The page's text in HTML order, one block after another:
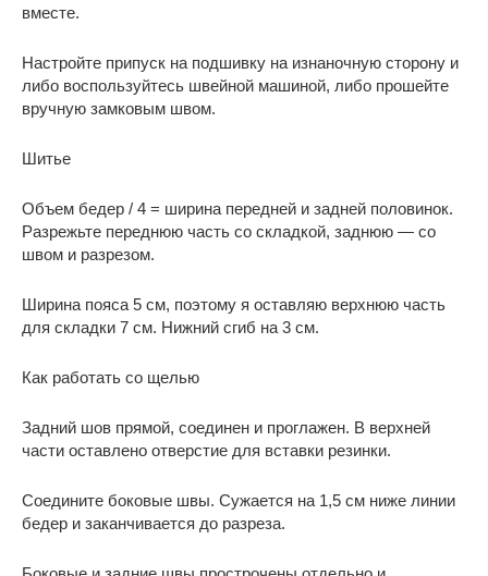
вместе.
Настройте припуск на подшивку на изнаночную сторону и
либо воспользуйтесь швейной машиной, либо прошейте
вручную замковым швом.
Шитье
Объем бедер / 4 = ширина передней и задней половинок.
Разрежьте переднюю часть со складкой, заднюю — со
швом и разрезом.
Ширина пояса 5 см, поэтому я оставляю верхнюю часть
для складки 7 см. Нижний сгиб на 3 см.
Как работать со щелью
Задний шов прямой, соединен и проглажен. В верхней
части оставлено отверстие для вставки резинки.
Соедините боковые швы. Сужается на 1,5 см ниже линии
бедер и заканчивается до разреза.